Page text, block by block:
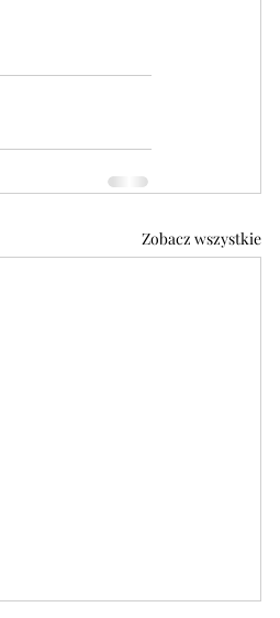
Zobacz wszystkie